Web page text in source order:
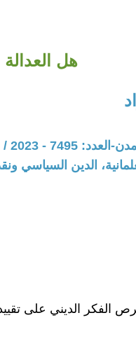
هل
- 2023 / 1 / 18 - 21:31
الدين السياسي
الفكر الديني على